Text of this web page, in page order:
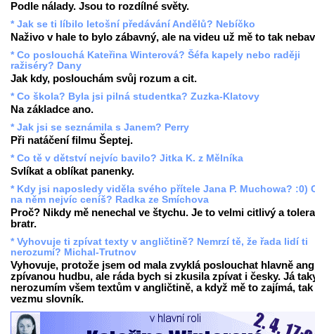
Podle nálady. Jsou to rozdílné světy.
* Jak se ti líbilo letošní předávání Andělů? Nebíčko
Naživo v hale to bylo zábavný, ale na videu už mě to tak
* Co poslouchá Kateřina Winterová? Šéfa kapely nebo raději
ražiséry? Dany
Jak kdy, poslouchám svůj rozum a cit.
* Co škola? Byla jsi pilná studentka? Zuzka-Klatovy
Na základce ano.
* Jak jsi se seznámila s Janem? Perry
Při natáčení filmu Šeptej.
* Co tě v dětství nejvíc bavilo? Jitka K. z Mělníka
Svlíkat a oblíkat panenky.
* Kdy jsi naposledy viděla svého přítele Jana P. Muchowa? :0)
na něm nejvíc ceníš? Radka ze Smíchova
Proč? Nikdy mě nenechal ve štychu. Je to velmi citlivý a
bratr.
* Vyhovuje ti zpívat texty v angličtině? Nemrzí tě, že řada lidí ti
nerozumí? Michal-Trutnov
Vyhovuje, protože jsem od mala zvyklá poslouchat hlavně
zpívanou hudbu, ale ráda bych si zkusila zpívat i česky. Já
nerozumím všem textům v angličtině, a když mě to zajímá, tak
vezmu slovník.